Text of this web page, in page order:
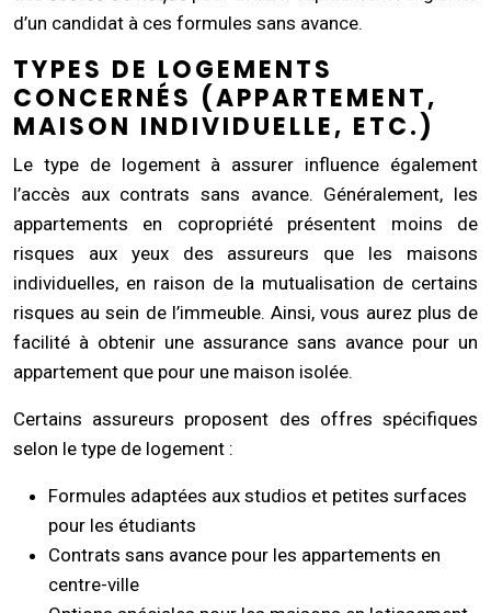
d’un candidat à ces formules sans avance.
TYPES DE LOGEMENTS
CONCERNÉS (APPARTEMENT,
MAISON INDIVIDUELLE, ETC.)
Le type de logement à assurer influence également
l’accès aux contrats sans avance. Généralement, les
appartements en copropriété présentent moins de
risques aux yeux des assureurs que les maisons
individuelles, en raison de la mutualisation de certains
risques au sein de l’immeuble. Ainsi, vous aurez plus de
facilité à obtenir une assurance sans avance pour un
appartement que pour une maison isolée.
Certains assureurs proposent des offres spécifiques
selon le type de logement :
Formules adaptées aux studios et petites surfaces
pour les étudiants
Contrats sans avance pour les appartements en
centre-ville